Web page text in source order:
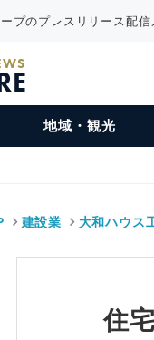
プのプレスリリース配信
地域・観光
建設業 大和ハウス
住